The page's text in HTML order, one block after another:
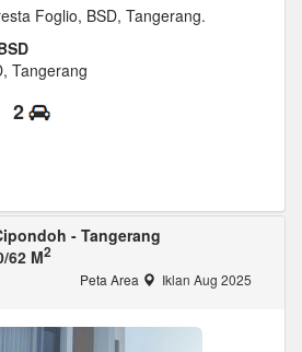
Foglio, BSD, Tangerang.
Tangerang
2
- Tangerang
62 M2
Peta Area Iklan Aug 2025